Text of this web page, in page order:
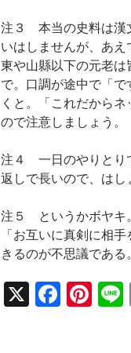
注３ 本当の史料は漢
いはしませんが、あ
東や山縣以下の元老
で。口調が途中で「
くと。「これだから
ので注意しましょう。
注４ 一日のやりとり
返しで長いので、はし
注５ というかボヤキ
「お互いに真剣に相
きるのが不思議である。
X
F
Pi